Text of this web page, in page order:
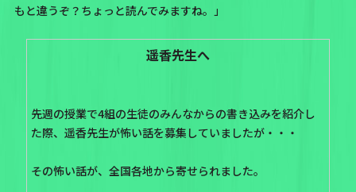
もと違うぞ？ちょっと読んでみますね。」
遥香先生へ
先週の授業で4組の生徒のみんなからの書き込みを紹介し
た際、遥香先生が怖い話を募集していましたが・・・
その怖い話が、全国各地から寄せられました。